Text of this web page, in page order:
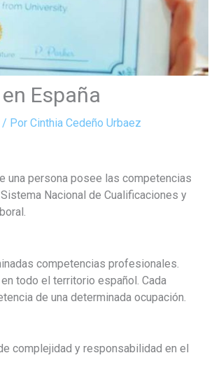
España
/ Por Cinthia Cedeño Urbaez
una persona posee las competencias
Nacional de Cualificaciones y
competencias profesionales.
todo el territorio español. Cada
de una determinada ocupación.
complejidad y responsabilidad en el